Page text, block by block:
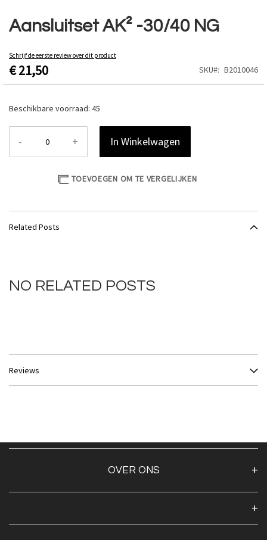
Aansluitset AK² -30/40 NG
Schrijf de eerste review over dit product
€ 21,50 SKU B2010046
Beschikbare voorraad: 45
- + In Winkelwagen
TOEVOEGEN OM TE VERGELIJKEN
naar
het
van
de
afbeeldingen-
Related Posts
NO RELATED POSTS
Reviews
OVER ONS